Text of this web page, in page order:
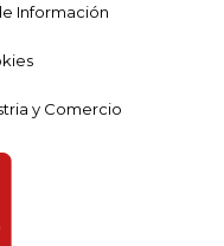
Información
y Comercio